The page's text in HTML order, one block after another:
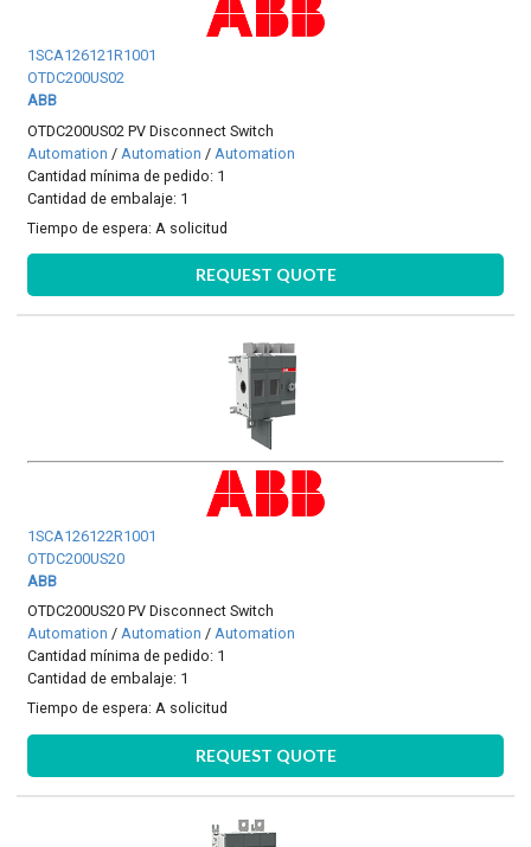
1SCA126121R1001
OTDC200US02
ABB
OTDC200US02 PV Disconnect Switch
Automation / Automation / Automation
Cantidad mínima de pedido: 1
Cantidad de embalaje: 1
Tiempo de espera: A solicitud
REQUEST QUOTE
1SCA126122R1001
OTDC200US20
ABB
OTDC200US20 PV Disconnect Switch
Automation /Automation /Automation
Cantidad mínima de pedido: 1
Cantidad de embalaje: 1
Tiempo de espera:A solicitud
REQUEST QUOTE